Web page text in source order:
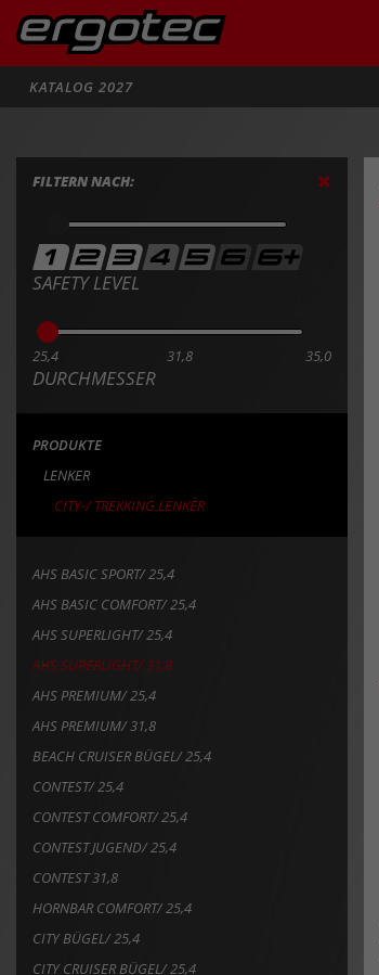
KATALOG 2027
FILTERN NACH:
SAFETY LEVEL
25,4 31,8 35,0
DURCHMESSER
PRODUKTE
LENKER
CITY-/ TREKKING LENKER
AHS BASIC SPORT/ 25,4
AHS BASIC COMFORT/ 25,4
AHS SUPERLIGHT/ 25,4
AHS SUPERLIGHT/ 31,8
AHS PREMIUM/ 25,4
AHS PREMIUM/ 31,8
BEACH CRUISER BÜGEL/ 25,4
CONTEST/ 25,4
CONTEST COMFORT/ 25,4
CONTEST JUGEND/ 25,4
CONTEST 31,8
HORNBAR COMFORT/ 25,4
CITY BÜGEL/ 25,4
CITY CRUISER BÜGEL/ 25,4